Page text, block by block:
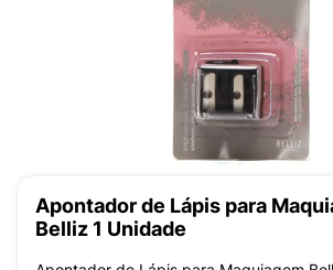
Apontador de Lápis para
Belliz 1 Unidade